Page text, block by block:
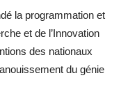
la programmation et
et de l’Innovation
des nationaux
du génie